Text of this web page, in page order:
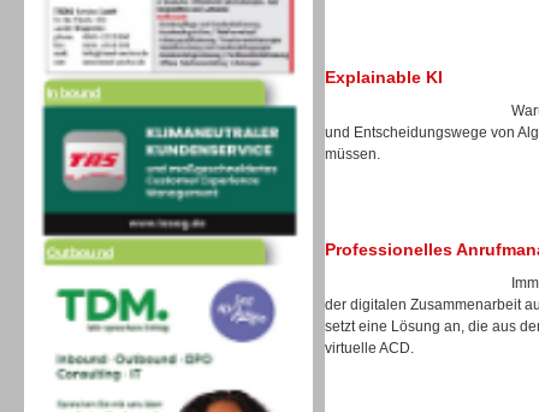
Inbound
Outbound
Explainable KI
und Entscheidungswege von
müssen.
Professionelles
der digitalen Zusammenarbeit
setzt eine Lösung an, die aus
virtuelle ACD.